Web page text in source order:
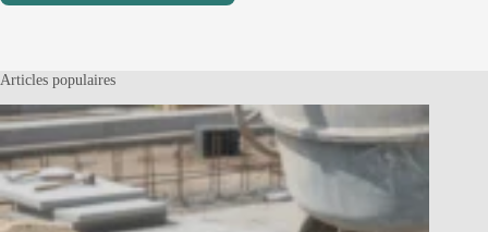
Articles populaires